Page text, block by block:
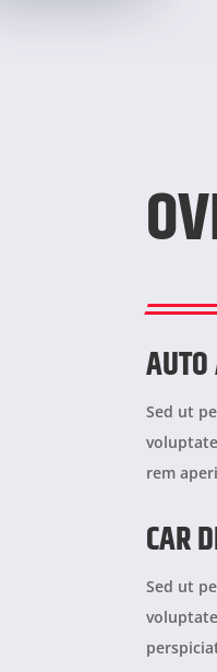
AUTO
Sed ut
rem
CAR
Sed ut